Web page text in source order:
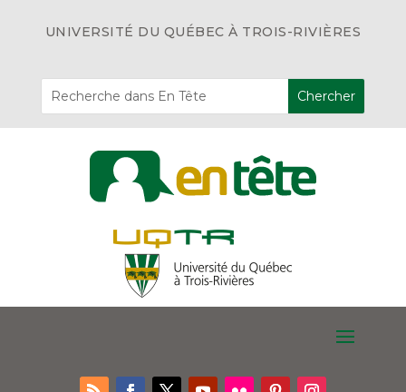
UNIVERSITÉ DU QUÉBEC À TROIS-RIVIÈRES